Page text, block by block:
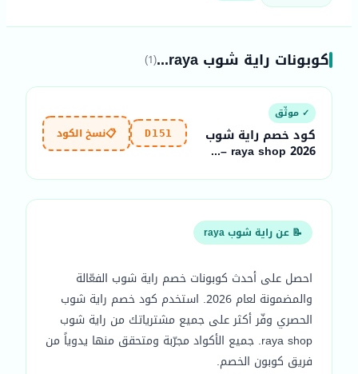
كوبونات راية شوب raya... (1)
✓ موثّق
كود خصم راية شوب
raya shop 2026 –...
D151
📋نسخ الكود
📝 عن راية شوب raya
احصل على أحدث كوبونات خصم راية شوب الفعّالة
والمضمونة لعام 2026. استخدم كود خصم راية شوب
الحصري وفّر أكثر على جميع مشترياتك من راية شوب
raya shop. جميع الأكواد مجرّبة ومتحقق منها يدوياً من
فريق كوبون الخصم.